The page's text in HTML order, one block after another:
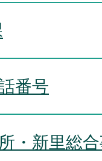
番号
・新里総